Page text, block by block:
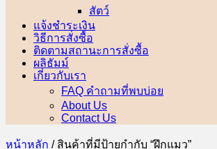
สัตว์
แจ้งชำระเงิน
วิธีการสั่งซื้อ
ติดตามสถานะการสั่งซื้อ
ผลิธัมม์
เกี่ยวกับเรา
FAQ คำถามที่พบบ่อย
About Us
Contact Us
หน้าหลัก /สินค้าที่มีป้ายกำกับ “ฝึกแมว”